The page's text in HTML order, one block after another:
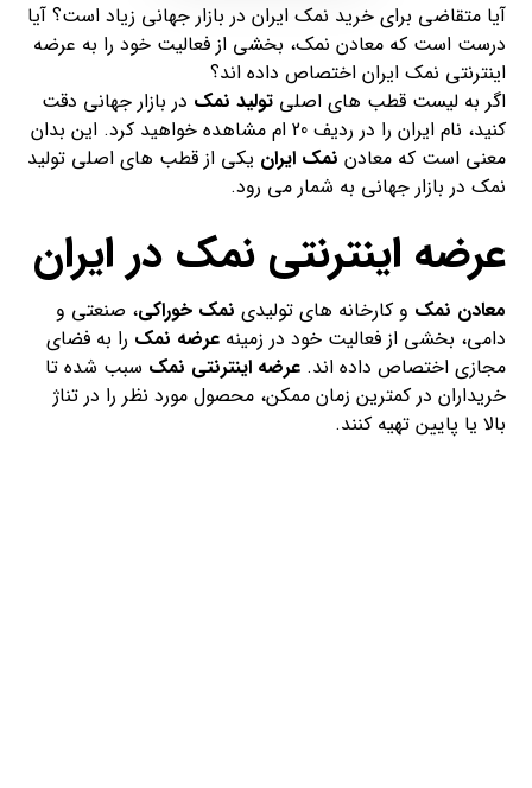
آیا متقاضی برای خرید نمک ایران در بازار جهانی زیاد است؟ آیا
درست است که معادن نمک، بخشی از فعالیت خود را به عرضه
اینترنتی نمک ایران اختصاص داده اند؟
اگر به لیست قطب های اصلیتولید نمک در بازار جهانی دقت
کنید، نام ایران را در ردیف 20 ام مشاهده خواهید کرد. این بدان
معنی است که معادن نمک ایران یکی از قطب های اصلی تولید
نمک در بازار جهانی به شمار می رود.
عرضه اینترنتی نمک در ایران
معادن نمک و کارخانه های تولیدی نمک خوراکی، صنعتی و
دامی، بخشی از فعالیت خود در زمینهعرضه نمک را به فضای
مجازی اختصاص داده اند.عرضه اینترنتی نمک سبب شده تا
خریداران در کمترین زمان ممکن، محصول مورد نظر را در تناژ
بالا یا پایین تهیه کنند.